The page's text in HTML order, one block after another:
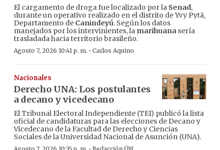
El cargamento de droga fue localizado por la Senad,
durante un operativo realizado en el distrito de Yvy Pytã,
Departamento de Canindeyú. Según los datos
manejados por los intervinientes, la marihuana sería
trasladada hacia territorio brasileño.
Agosto 7, 2026 10:41 p. m. · Carlos Aquino
Nacionales
Derecho UNA: Los postulantes
a decano y vicedecano
El Tribunal Electoral Independiente (TEI) publicó la lista
oficial de candidaturas para las elecciones de Decano y
Vicedecano de la Facultad de Derecho y Ciencias
Sociales de la Universidad Nacional de Asunción (UNA).